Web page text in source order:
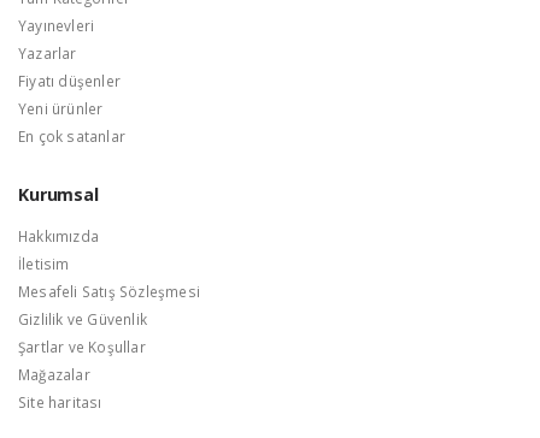
Yayınevleri
Yazarlar
Fiyatı düşenler
Yeni ürünler
En çok satanlar
Kurumsal
Hakkımızda
İletisim
Mesafeli Satış Sözleşmesi
Gizlilik ve Güvenlik
Şartlar ve Koşullar
Mağazalar
Site haritası